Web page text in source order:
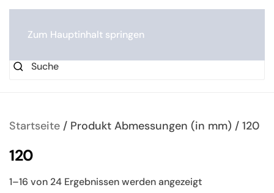
Zum Hauptinhalt springen
Startseite / Produkt Abmessungen (in mm) / 120
120
1–16 von 24 Ergebnissen werden angezeigtNach